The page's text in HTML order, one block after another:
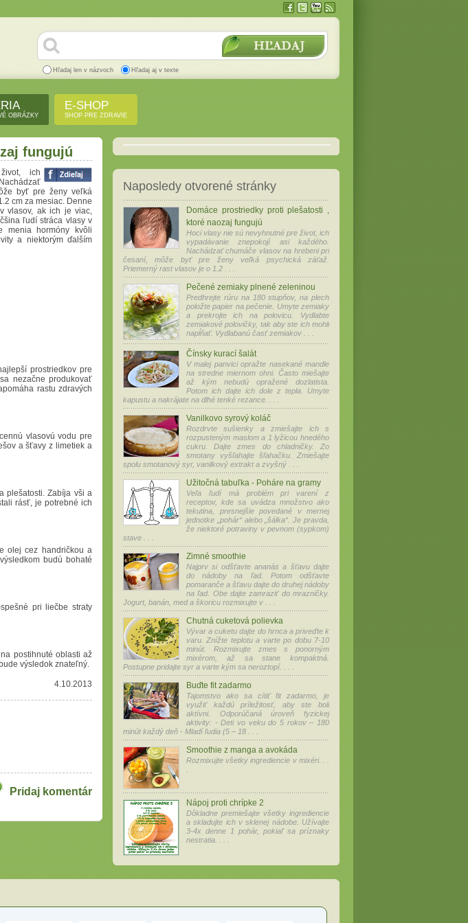
Hľadaj len v názvoch Hľadaj aj v texte
OBRÁZKY
E-SHOP
SHOP PRE ZDRAVIE
fungujú
ich
byť pre ženy veľká
cm za mesiac. Denne
vlasov, ak ich je viac,
ľudí stráca vlasy v
hormóny kvôli
a niektorým ďalším
prostriedkov pre
nezačne produkovať
rastu zdravých
vlasovú vodu pre
a šťavy z limetiek a
plešatosti. Zabíja vši a
rásť, je potrebné ich
olej cez handričkou a
budú bohaté
pri liečbe straty
postihnuté oblasti až
výsledok znateľný.
4.10.2013
Pridaj komentár
Naposledy otvorené stránky
Domáce prostriedky proti plešatosti ,
ktoré naozaj fungujú
Hoci vlasy nie sú nevyhnutné pre život, ich
vypadávanie znepokojí asi každého.
Nachádzať chumáče vlasov na hrebeni pri
česaní, môže byť pre ženy veľká psychická záťaž.
Priemerný rast vlasov je o 1.2 . . .
Pečené zemiaky plnené zeleninou
Predhrejte rúru na 180 stupňov, na plech
položte papier na pečenie. Umyte zemiaky
a prekrojte ich na polovicu. Vydlabte
zemiakové polovičky, tak aby ste ich mohli
napĺňať. Vydlabanú časť zemiakov . . .
Čínsky kurací šalát
V malej panvici opražte nasekané mandle
na stredne miernom ohni. Často miešajte
až kým nebudú opražené dozlatista.
Potom ich dajte ich dole z tepla. Umyte
kapustu a nakrájate na dlhé tenké rezance. . . .
Vanilkovo syrový koláč
Rozdrvte sušienky a zmiešajte ich s
rozpusteným maslom a 1 lyžicou hnedého
cukru. Dajte zmes do chladničky. Zo
smotany vyšľahajte šľahačku. Zmiešajte
spolu smotanový syr, vanilkový extrakt a zvyšný . . .
Užitočná tabuľka - Poháre na gramy
Veľa ľudí má problém pri varení z
receptov, kde sa uvádza množstvo ako
tekutina, presnejšie povedané v mernej
jednotke „pohár“ alebo „šálka“. Je pravda,
že niektoré potraviny v pevnom (sypkom)
stave . . .
Zimné smoothie
Najprv si odšťavte ananás a šťavu dajte
do nádoby na ľad. Potom odšťavte
pomaranče a šťavu dajte do druhej nádoby
na ľad. Obe dajte zamraziť do mrazničky.
Jogurt, banán, med a škoricu rozmixujte v . . .
Chutná cuketová polievka
Vývar a cuketu dajte do hrnca a priveďte k
varu. Znížte teplotu a varte po dobu 7-10
minút. Rozmixujte zmes s ponorným
mixérom, až sa stane kompaktná.
Postupne pridajte syr a varte kým sa neroztopí. . . .
Buďte fit zadarmo
Tajomstvo ako sa cítiť fit zadarmo, je
využiť každú príležitosť, aby ste boli
aktívni. Odporúčaná úroveň fyzickej
aktivity: - Deti vo veku do 5 rokov – 180
minút každý deň - Mladí ľudia (5 – 18 . . .
Smoothie z manga a avokáda
Rozmixujte všetky ingrediencie v mixéri. . .
Nápoj proti chrípke 2
Dôkladne premiešajte všetky ingrediencie
a skladujte ich v sklenej nádobe. Užívajte
3-4x denne 1 pohár, pokiaľ sa príznaky
nestratia. . . .